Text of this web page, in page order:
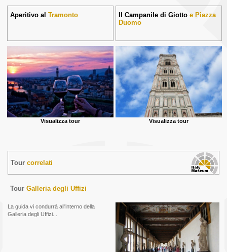
Aperitivo alTramonto
Visualizza tour
Il Campanile di Giottoe Piazza
Duomo
Visualizza tour
Tour correlati
Tour Galleria degli Uffizi
La guida vi condurrà all'interno della
Galleria degli Uffizi...